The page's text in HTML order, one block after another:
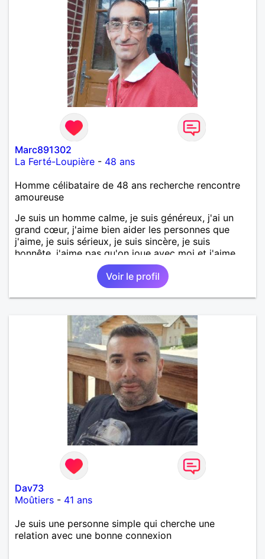
Marc891302
La Ferté-Loupière - 48 ans
Homme célibataire de 48 ans recherche rencontre
amoureuse
Je suis un homme calme, je suis généreux, j'ai un
grand cœur, j'aime bien aider les personnes que
j'aime, je suis sérieux, je suis sincère, je suis
honnête, j'aime pas qu'on joue avec moi et j'aime
pas les mensonges. Je cherche une relation
amoureuse et sérieuse.Voir le profil
Dav73
Moûtiers - 41 ans
Je suis une personne simple qui cherche une
relation avec une bonne connexion